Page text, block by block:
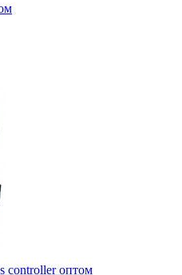
controller оптом